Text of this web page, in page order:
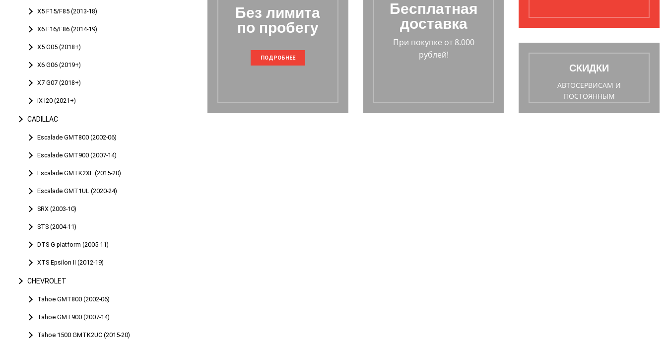
X5 F15/F85 (2013-18)
X6 F16/F86 (2014-19)
X5 G05 (2018+)
X6 G06 (2019+)
X7 G07 (2018+)
iX l20 (2021+)
CADILLAC
Escalade GMT800 (2002-06)
Escalade GMT900 (2007-14)
Escalade GMTK2XL (2015-20)
Escalade GMT1UL (2020-24)
SRX (2003-10)
STS (2004-11)
DTS G platform (2005-11)
XTS Epsilon II (2012-19)
CHEVROLET
Tahoe GMT800 (2002-06)
Tahoe GMT900 (2007-14)
Tahoe 1500 GMTK2UC (2015-20)
Без лимита
по пробегу
ПОДРОБНЕЕ
Бесплатная
доставка
При покупке от 8.000
рублей!
СКИДКИ
АВТОСЕРВИСАМ И
ПОСТОЯННЫМ